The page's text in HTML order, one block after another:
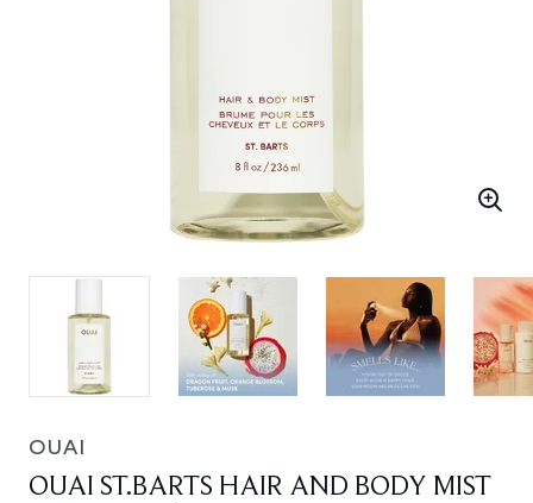
OUAI
OUAI ST.BARTS HAIR AND BODY MIST